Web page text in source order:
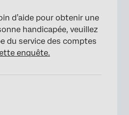
d’aide pour obtenir une
handicapée, veuillez
du service des comptes
enquête.